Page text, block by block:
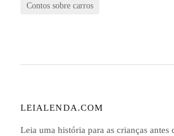
Contos sobre carros
LEIALENDA.COM
Leia uma história para as crianças antes